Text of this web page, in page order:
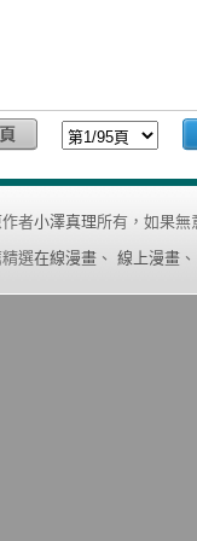
者小澤真理所有，如果無
選在線漫畫 、 線上漫畫 、